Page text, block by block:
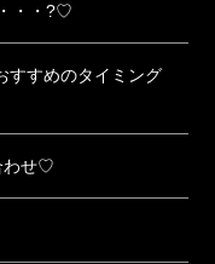
・・?♡
すすめのタイミング
わせ♡